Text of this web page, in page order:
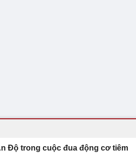
Độ trong cuộc đua động cơ tiêm